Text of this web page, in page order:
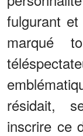
fulgurant
marqué
résidait,
inscrire ce